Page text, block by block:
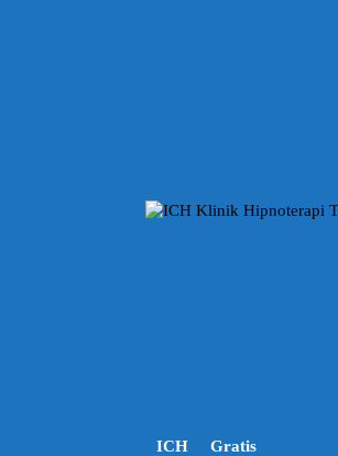
ICH Gratis